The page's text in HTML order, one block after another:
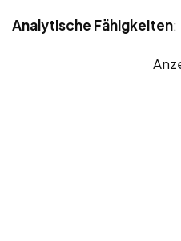
Analytische Fähigkeiten: